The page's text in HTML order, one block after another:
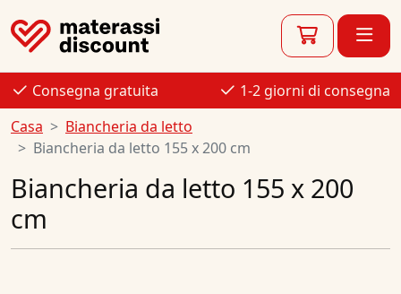
Consegna gratuita
1-2 giorni di consegna
Casa
Biancheria da letto
Biancheria da letto 155 x 200 cm
Biancheria da letto 155 x 200
cm